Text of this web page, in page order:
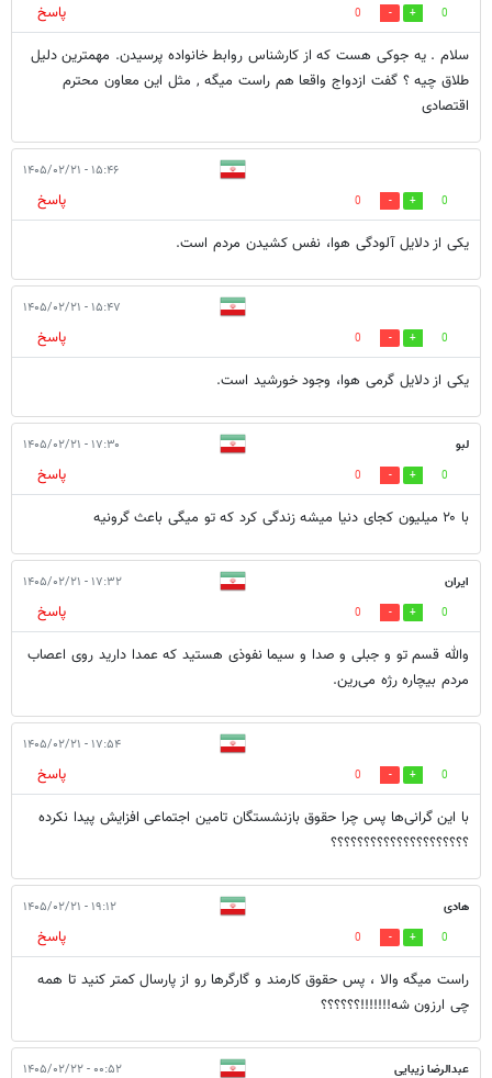
0
0
پاسخ
سلام . یه جوکی هست که از کارشناس روابط خانواده پرسیدن. مهمترین دلیل
طلاق چیه ؟ گفت ازدواج واقعا هم راست میگه , مثل این معاون محترم
اقتصادی
۱۵:۴۶ - ۱۴۰۵/۰۲/۲۱
0
0
پاسخ
یکی از دلایل آلودگی هوا، نفس کشیدن مردم است.
۱۵:۴۷ - ۱۴۰۵/۰۲/۲۱
0
0
پاسخ
یکی از دلایل گرمی هوا، وجود خورشید است.
لبو ۱۷:۳۰ - ۱۴۰۵/۰۲/۲۱
0
0
پاسخ
با ۲۰ میلیون کجای دنیا میشه زندگی کرد که تو میگی باعث گرونیه
ایران ۱۷:۳۲ - ۱۴۰۵/۰۲/۲۱
0
0
پاسخ
والله قسم تو و جبلی و صدا و سیما نفوذی هستید که عمدا دارید روی اعصاب
مردم بیچاره رژه می‌رین.
۱۷:۵۴ - ۱۴۰۵/۰۲/۲۱
0
0
پاسخ
با این گرانی‌ها پس چرا حقوق بازنشستگان تامین اجتماعی افزایش پیدا نکرده
؟؟؟؟؟؟؟؟؟؟؟؟؟؟؟؟؟؟؟؟؟
هادی ۱۹:۱۲ - ۱۴۰۵/۰۲/۲۱
0
0
پاسخ
راست میگه والا ، پس حقوق کارمند و گارگرها رو از پارسال کمتر کنید تا همه
چی ارزون شه!!!!!!!؟؟؟؟؟؟
عبدالرضا زیبایی ۰۰:۵۲ - ۱۴۰۵/۰۲/۲۲